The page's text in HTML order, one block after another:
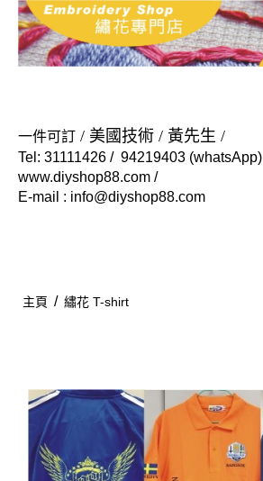
一件可訂 / 美國技術 / 黃先生 /
Tel: 31111426 / 94219403 (whatsApp)
www.diyshop88.com /
E-mail : info@diyshop88.com
主頁
特價貨品
貨品分類
商店資訊
聯絡我們
主頁 / 繡花 T-shirt